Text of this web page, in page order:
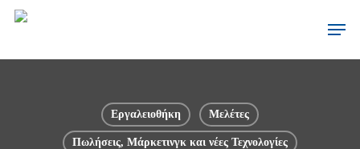
Εργαλειοθήκη Μελέτες
Πωλήσεις, Μάρκετινγκ και νέες Τεχνολογίες